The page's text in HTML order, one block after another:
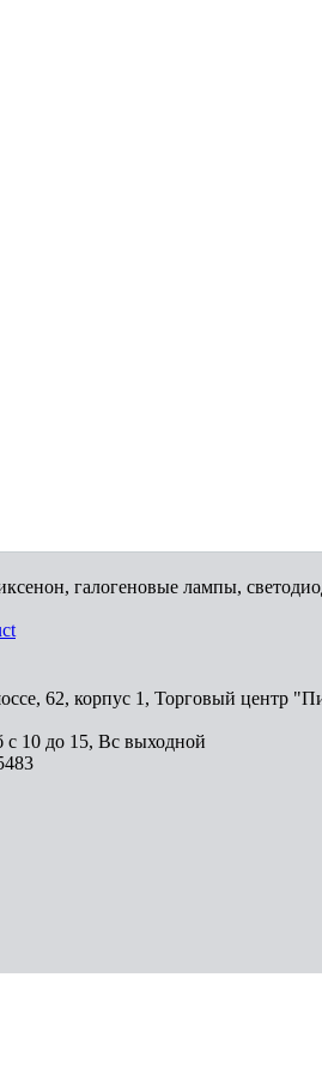
галогеновые лампы,
62, корпус 1, Торговый центр
10 до 15, Вс выходной